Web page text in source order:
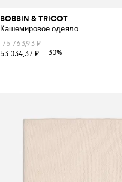
BOBBIN & TRICOT
Кашемировое одеяло
75 763,93 ₽
53 034,37 ₽
-30%